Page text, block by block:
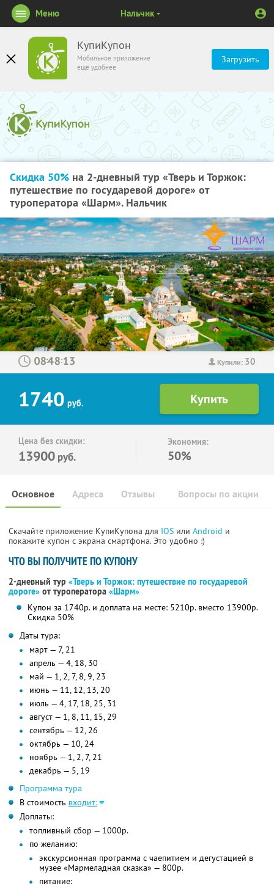
КупиКупон
Мобильное приложение
ещё удобнее
Загрузить
Меню Нальчик
Скидка 50% на 2-дневный тур «Тверь и Торжок:
путешествие по государевой дороге» от
туроператора «Шарм». Нальчик
Купили: 30
: :
1740 руб.
Цена без скидки:
13900 руб.
Экономия:
50%
Основное Отзывы Вопросы по акции
Адреса
Скачайте приложение КупиКупона для IOS или Android и
покажите купон с экрана смартфона. Это удобно :)
ЧТО ВЫ ПОЛУЧИТЕ ПО КУПОНУ
2-дневный тур «Тверь и Торжок: путешествие по государевой
дороге» от туроператора «Шарм»
Купон за 1740р. и доплата на месте: 5210р. вместо 13900р.
Скидка 50%
Даты тура:
март — 7, 21
апрель — 4, 18, 30
май — 1, 2, 7, 8, 9, 23
июнь — 11, 12, 13, 20
июль — 4, 17, 18, 25, 31
август — 1, 8, 11, 15, 29
сентябрь — 12, 26
октябрь — 10, 24
ноябрь — 1, 2, 7, 21
декабрь — 5, 19
Программа тура
В стоимость входит:
Доплаты:
топливный сбор — 1000р.
по желанию:
экскурсионная программа с чаепитием и дегустацией в
музее «Мармеладная сказка» — 800р.
питание: